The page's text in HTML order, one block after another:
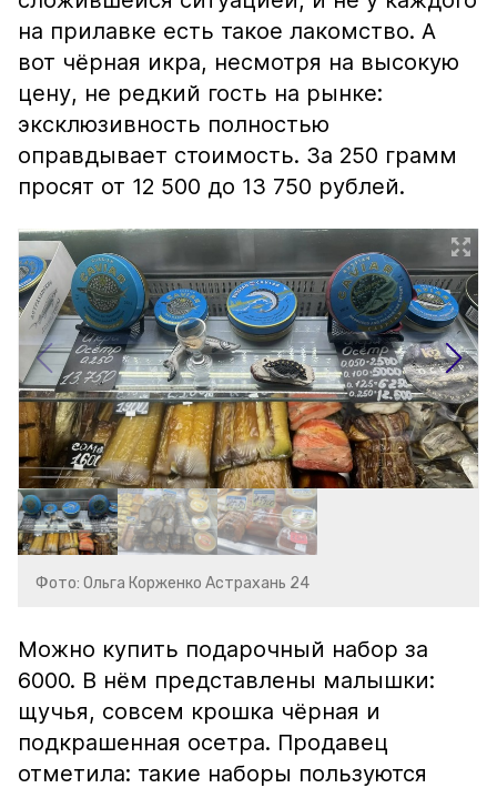
на прилавке есть такое лакомство. А
вот чёрная икра, несмотря на высокую
цену, не редкий гость на рынке:
эксклюзивность полностью
оправдывает стоимость. За 250 грамм
просят от 12 500 до 13 750 рублей.
Фото: Ольга Корженко Астрахань 24
Можно купить подарочный набор за
6000. В нём представлены малышки:
щучья, совсем крошка чёрная и
подкрашенная осетра. Продавец
отметила: такие наборы пользуются